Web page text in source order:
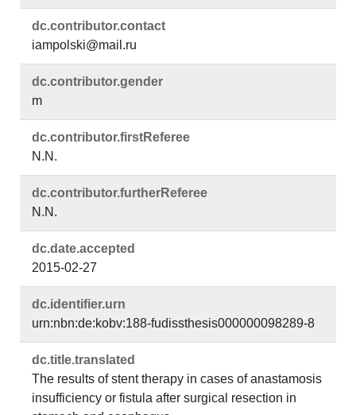
dc.​contributor.​contact
iampolski@mail.ru
dc.​contributor.​gender
m
dc.​contributor.​firstReferee
N.N.
dc.​contributor.​furtherReferee
N.N.
dc.​date.​accepted
2015-02-27
dc.​identifier.​urn
urn:nbn:de:kobv:188-fudissthesis000000098289-8
dc.​title.​translated
The results of stent therapy in cases of anastamosis
insufficiency or fistula after surgical resection in